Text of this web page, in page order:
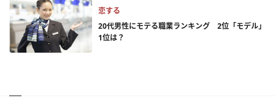
恋する
20代男性にモテる職業ランキング 2位「モデル」
1位は？